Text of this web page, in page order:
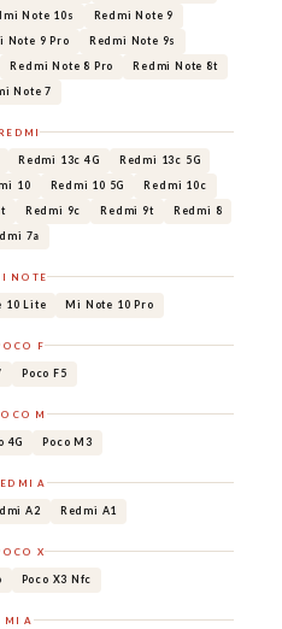
Note 10s Redmi Note 9
Note 9 Pro Redmi Note 9s
Redmi Note 8 Pro Redmi Note 8t
Note 7
Redmi 13c 4G Redmi 13c 5G
10 Redmi 10 5G Redmi 10c
Redmi 9c Redmi 9t Redmi 8
7a
NOTE
10 Lite Mi Note 10 Pro
F
Poco F5
M
4G Poco M3
A
A2 Redmi A1
X
Poco X3 Nfc
MI A